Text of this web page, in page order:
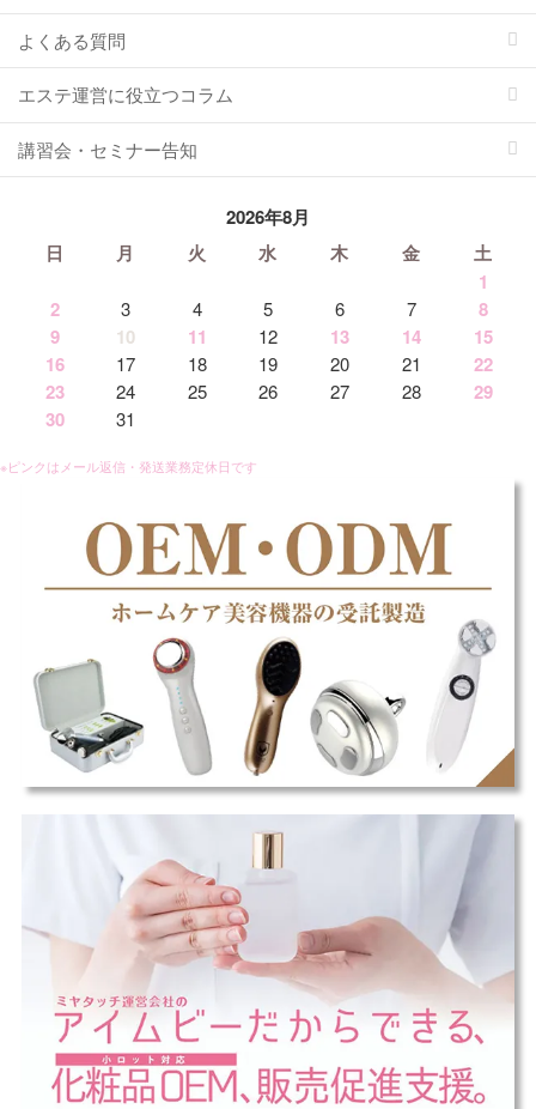
よくある質問
エステ運営に役立つコラム
講習会・セミナー告知
2026年8月
日
月 火 水 木 金
土
1
2
3 4 5 6 7
8
9
10 11 12 13 14
15
16
17 18 19 20 21
22
23
24 25 26 27 28
29
30
31